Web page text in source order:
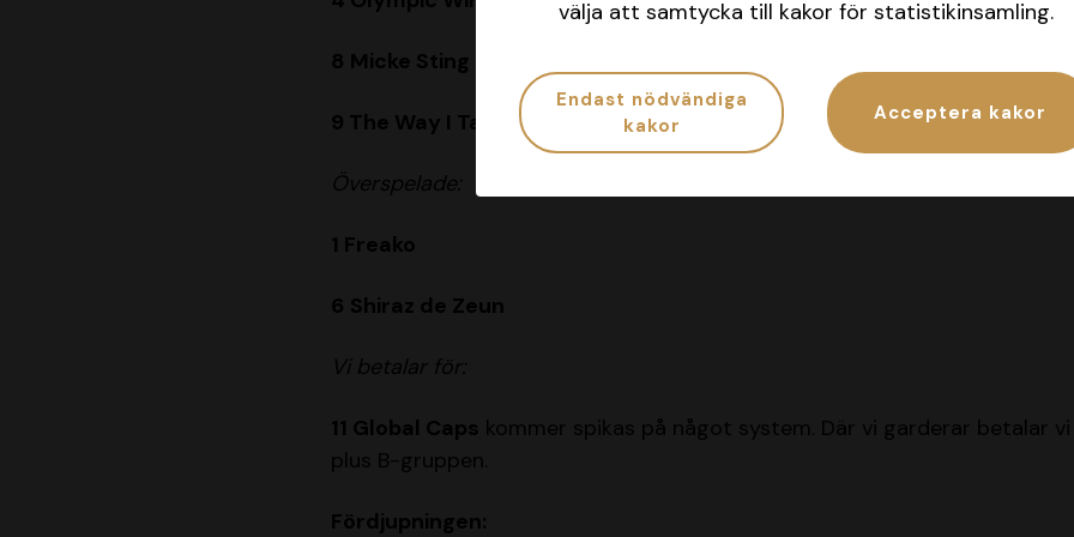
8 Micke Sting
9 The Way I Talk Ås
Överspelade:
1 Freako
6 Shiraz de Zeun
Vi betalar för:
11 Global Caps kommer spikas på något system. Där vi garderar betalar
plus B-gruppen.
Fördjupningen:
välja att samtycka till kakor för statistikinsamling.
Endast nödvändiga
kakor
Acceptera kakor